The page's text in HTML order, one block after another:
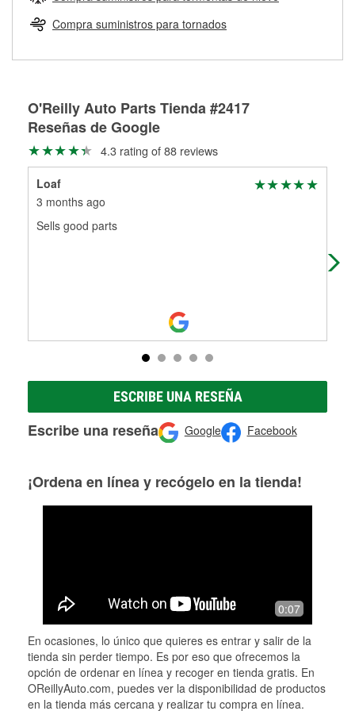
Herramientas de O'Reilly
pueden ser reutilizados, podemos ayudarte a encontrar las
partes de reemplazo correctas para tu reparación.
Rectificación de tambores y discos de freno
Compra suministros para tornados
O'Reilly Auto Parts Tienda #2417
Reseñas de Google
4.3 rating of 88 reviews
Loaf
3 months ago
Sells good parts
ESCRIBE UNA RESEÑA
Escribe una reseña Google Facebook
¡Ordena en línea y recógelo en la tienda!
0:07
En ocasiones, lo único que quieres es entrar y salir de la
tienda sin perder tiempo. Es por eso que ofrecemos la
opción de ordenar en línea y recoger en tienda gratis. En
OReillyAuto.com, puedes ver la disponibilidad de productos
en la tienda más cercana y realizar tu compra en línea.